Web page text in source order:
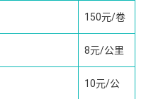
150元/卷
8元/公里
10元/公